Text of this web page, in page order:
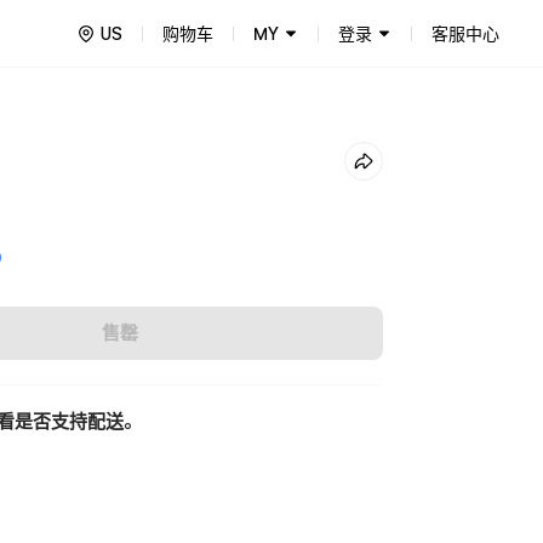
US 购物车 MY 登录 客服中心
售罄
是否支持配送。